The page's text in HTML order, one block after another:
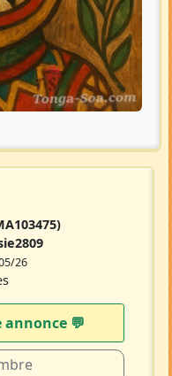
26
💬​